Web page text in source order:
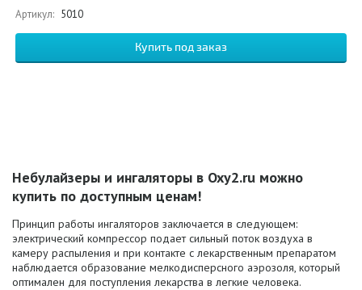
Артикул: 5010
Небулайзеры и ингаляторы в Oxy2.ru можно
купить по доступным ценам!
Принцип работы ингаляторов заключается в следующем:
электрический компрессор подает сильный поток воздуха в
камеру распыления и при контакте с лекарственным препаратом
наблюдается образование мелкодисперсного аэрозоля, который
оптимален для поступления лекарства в легкие человека.